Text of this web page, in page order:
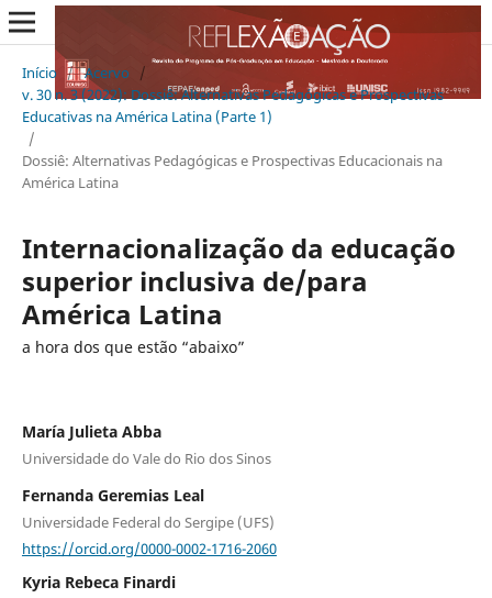
Início / Acervo
/
v. 30 n. 3 (2022): Dossiê: Alternativas Pedagógicas e Prospectivas
Educativas na América Latina (Parte 1)
/
Dossiê: Alternativas Pedagógicas e Prospectivas Educacionais na
América Latina
Internacionalização da educação
superior inclusiva de/para
América Latina
a hora dos que estão “abaixo”
María Julieta Abba
Universidade do Vale do Rio dos Sinos
Fernanda Geremias Leal
Universidade Federal do Sergipe (UFS)
https://orcid.org/0000-0002-1716-2060
Kyria Rebeca Finardi